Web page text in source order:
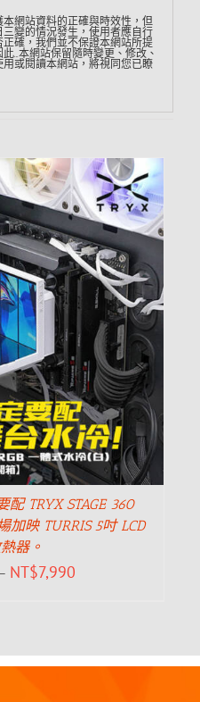
網站資料的正確與時效性，但
變的情況發生，使用者應自行
確，我們並不保證本網站所提
…本網站保留隨時變更、修改、
或閱讀本網站，將視同您已瞭
配 TRYX STAGE 360
加映 TURRIS 5吋 LCD
器。
– NT$7,990